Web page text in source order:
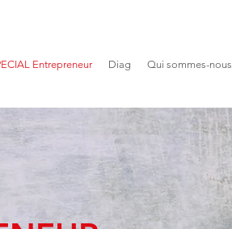
Entrepreneur Diag Qui sommes-nous